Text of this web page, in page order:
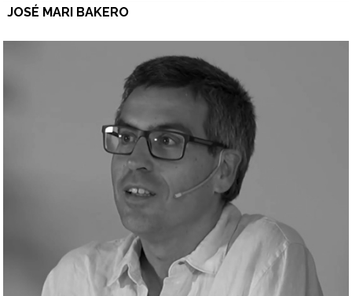
JOSÉ MARI BAKERO